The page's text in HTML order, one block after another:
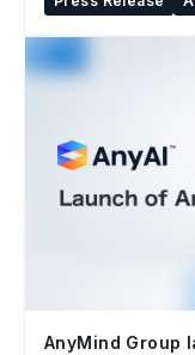
AnyMind Group